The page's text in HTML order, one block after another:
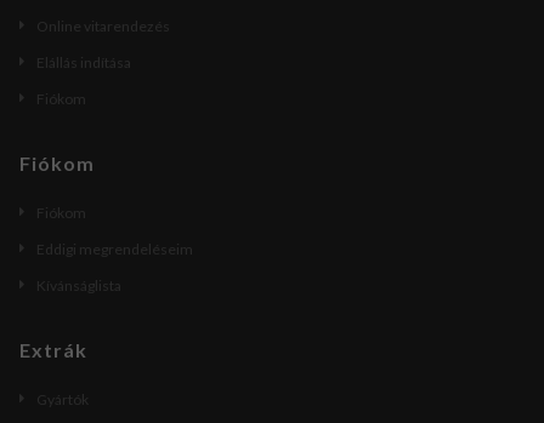
Online vitarendezés
Elállás indítása
Fiókom
Fiókom
Fiókom
Eddigi megrendeléseim
Kívánságlista
Extrák
Gyártók